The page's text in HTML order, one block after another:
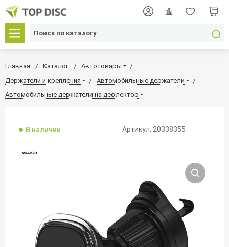
Главная Каталог
Автотовары
Держатели и крепления
Автомобильные держатели
Автомобильные держатели на дефлектор
В наличии Артикул: 20338355